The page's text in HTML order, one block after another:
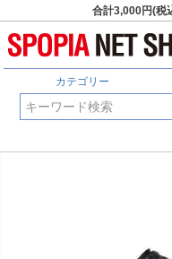
合計3,000円(税
カテゴリー